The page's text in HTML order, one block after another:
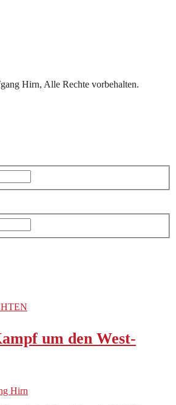
Hirn, Alle Rechte vorbehalten.
um den West-
Hirn